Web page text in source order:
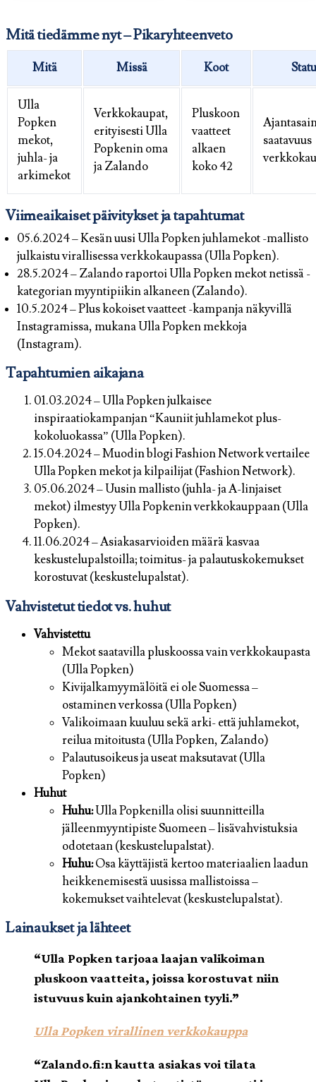
Mitä tiedämme nyt – Pikaryhteenveto
Mitä Missä Koot
Ulla
Popken
mekot,
juhla- ja
arkimekot
Verkkokaupat,
erityisesti Ulla
Popkenin oma
ja Zalando
Pluskoon
vaatteet
alkaen
koko 42
saatavuus
Viimeaikaiset päivitykset ja tapahtumat
05.6.2024– Kesän uusi Ulla Popken juhlamekot -mallisto
julkaistu virallisessa verkkokaupassa (Ulla Popken).
28.5.2024– Zalando raportoi Ulla Popken mekot netissä -
kategorian myyntipiikin alkaneen (Zalando).
10.5.2024– Plus kokoiset vaatteet -kampanja näkyvillä
Instagramissa, mukana Ulla Popken mekkoja
(Instagram).
Tapahtumien aikajana
01.03.2024 – Ulla Popken julkaisee
inspiraatiokampanjan “Kauniit juhlamekot plus-
kokoluokassa” (Ulla Popken).
15.04.2024 – Muodin blogi Fashion Network vertailee
Ulla Popken mekot ja kilpailijat (Fashion Network).
05.06.2024 – Uusin mallisto (juhla- ja A-linjaiset
mekot) ilmestyy Ulla Popkenin verkkokauppaan (Ulla
Popken).
11.06.2024 – Asiakasarvioiden määrä kasvaa
keskustelupalstoilla; toimitus- ja palautuskokemukset
korostuvat (keskustelupalstat).
Vahvistetut tiedot vs. huhut
Vahvistettu
Mekot saatavilla pluskoossa vain verkkokaupasta
(Ulla Popken)
Kivijalkamyymälöitä ei ole Suomessa –
ostaminen verkossa (Ulla Popken)
Valikoimaan kuuluu sekä arki- että juhlamekot,
reilua mitoitusta (Ulla Popken, Zalando)
Palautusoikeus ja useat maksutavat (Ulla
Popken)
Huhut
Huhu:Ulla Popkenilla olisi suunnitteilla
jälleenmyyntipiste Suomeen – lisävahvistuksia
odotetaan (keskustelupalstat).
Huhu:Osa käyttäjistä kertoo materiaalien laadun
heikkenemisestä uusissa mallistoissa –
kokemukset vaihtelevat (keskustelupalstat).
Lainaukset ja lähteet
“Ulla Popken tarjoaa laajan valikoiman
pluskoon vaatteita, joissa korostuvat niin
istuvuus kuin ajankohtainen tyyli.”
Ulla Popken virallinen verkkokauppa
“Zalando.fi:n kautta asiakas voi tilata